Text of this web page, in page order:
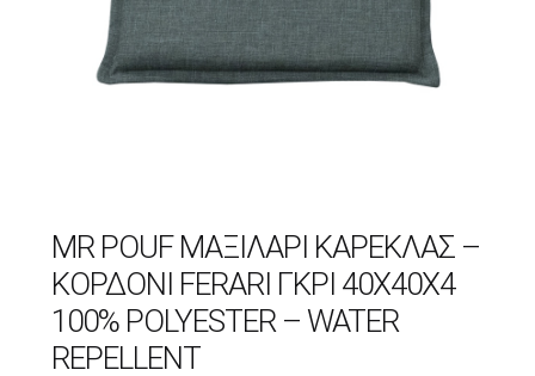
MR POUF ΜΑΞΙΛΆΡΙ ΚΑΡΈΚΛΑΣ –
ΚΟΡΔΌΝΙ FERARI ΓΚΡΙ 40X40X4
100% POLYESTER – WATER
REPELLENT